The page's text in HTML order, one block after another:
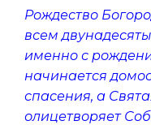
Рождество
всем
именно с
начинается
спасения, а
олицетворяет